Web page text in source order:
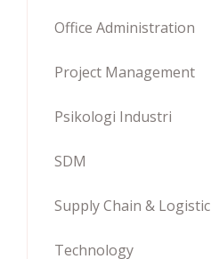
Office Administration
Project Management
Psikologi Industri
SDM
Supply Chain & Logistic
Technology